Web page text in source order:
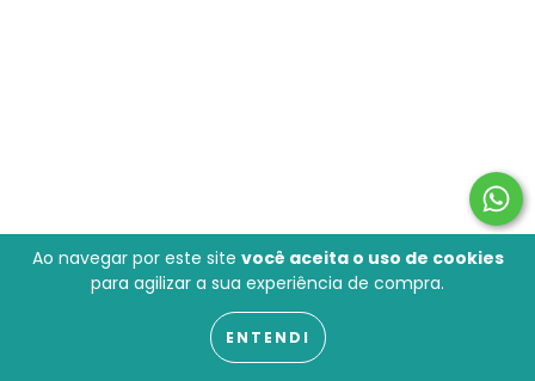
Ao navegar por este site você aceita o uso de cookies
para agilizar a sua experiência de compra.
ENTENDI